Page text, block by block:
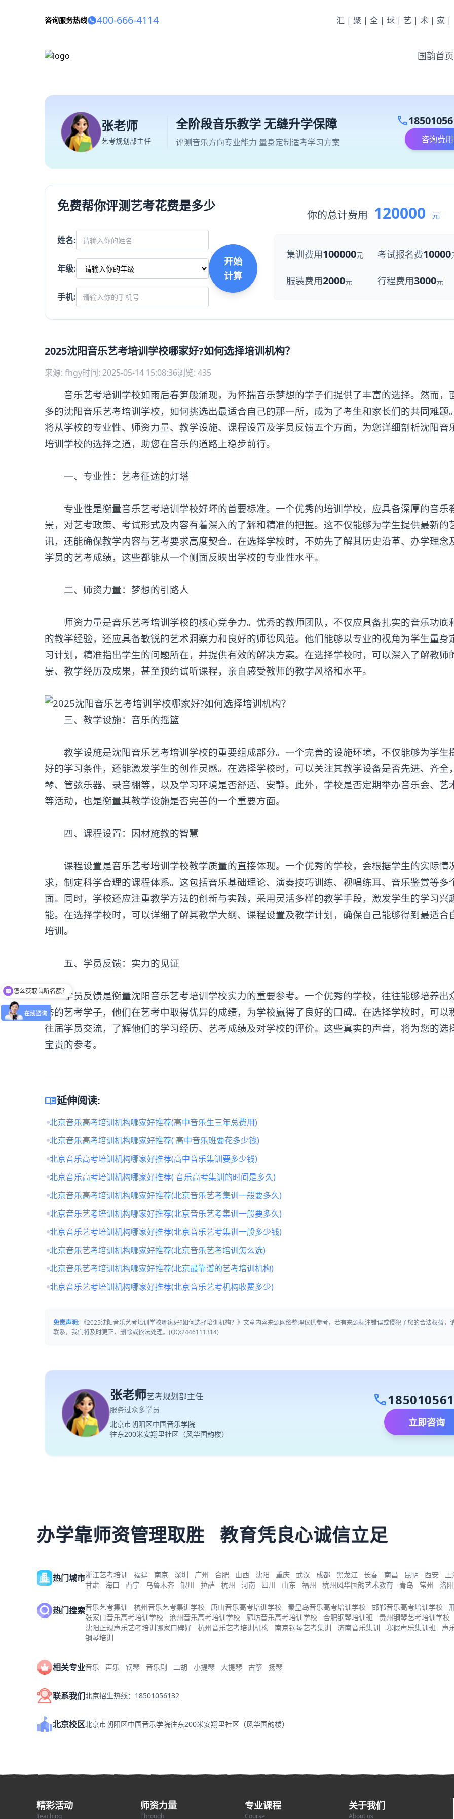
咨询服务热线 400-666-4114 汇|聚|全|球|艺|术|家|
国韵首页
张老师
艺考规划部主任
全阶段音乐教学 无缝升学保障
评测音乐方向专业能力 量身定制适考学习方案
call
咨询费用
免费帮你评测艺考花费是多少
姓名:
年级:
手机:
开始
计算
你的总计费用 120000 元
集训费用100000元 考试报名费10000
服装费用2000元 行程费用3000元
2025沈阳音乐艺考培训学校哪家好?如何选择培训机构？
来源: fhgy时间: 2025-05-14 15:08:36浏览: 435
音乐艺考培训学校如雨后春笋般涌现，为怀揣音乐梦想的学子们提供了丰富的选择。然而，
多的沈阳音乐艺考培训学校，如何挑选出最适合自己的那一所，成为了考生和家长们的共同难题
将从学校的专业性、师资力量、教学设施、课程设置及学员反馈五个方面，为您详细剖析沈阳音
培训学校的选择之道，助您在音乐的道路上稳步前行。
‌一、专业性：艺考征途的灯塔‌
专业性是衡量音乐艺考培训学校好坏的首要标准。一个优秀的培训学校，应具备深厚的音乐
景，对艺考政策、考试形式及内容有着深入的了解和精准的把握。这不仅能够为学生提供最新的
讯，还能确保教学内容与艺考要求高度契合。在选择学校时，不妨先了解其历史沿革、办学理念
学员的艺考成绩，这些都能从一个侧面反映出学校的专业性水平。
‌二、师资力量：梦想的引路人‌
师资力量是音乐艺考培训学校的核心竞争力。优秀的教师团队，不仅应具备扎实的音乐功底
的教学经验，还应具备敏锐的艺术洞察力和良好的师德风范。他们能够以专业的视角为学生量身
习计划，精准指出学生的问题所在，并提供有效的解决方案。在选择学校时，可以深入了解教师
景、教学经历及成果，甚至预约试听课程，亲自感受教师的教学风格和水平。
‌三、教学设施：音乐的摇篮‌
教学设施是沈阳音乐艺考培训学校的重要组成部分。一个完善的设施环境，不仅能够为学生
好的学习条件，还能激发学生的创作灵感。在选择学校时，可以关注其教学设备是否先进、齐全
琴、管弦乐器、录音棚等，以及学习环境是否舒适、安静。此外，学校是否定期举办音乐会、艺
等活动，也是衡量其教学设施是否完善的一个重要方面。
‌四、课程设置：因材施教的智慧‌
课程设置是音乐艺考培训学校教学质量的直接体现。一个优秀的学校，会根据学生的实际情
求，制定科学合理的课程体系。这包括音乐基础理论、演奏技巧训练、视唱练耳、音乐鉴赏等多
面。同时，学校还应注重教学方法的创新与实践，采用灵活多样的教学手段，激发学生的学习兴
能。在选择学校时，可以详细了解其教学大纲、课程设置及教学计划，确保自己能够得到最适合
培训。
‌五、学员反馈：实力的见证‌
学员反馈是衡量沈阳音乐艺考培训学校实力的重要参考。一个优秀的学校，往往能够培养出
秀的艺考学子，他们在艺考中取得优异的成绩，为学校赢得了良好的口碑。在选择学校时，可以
往届学员交流，了解他们的学习经历、艺考成绩及对学校的评价。这些真实的声音，将为您的选
宝贵的参考。
menu_book延伸阅读:
北京音乐高考培训机构哪家好推荐(高中音乐生三年总费用)
北京音乐高考培训机构哪家好推荐( 高中音乐班要花多少钱)
北京音乐高考培训机构哪家好推荐(高中音乐集训要多少钱)
北京音乐高考培训机构哪家好推荐( 音乐高考集训的时间是多久)
北京音乐高考培训机构哪家好推荐(北京音乐艺考集训一般要多久)
北京音乐艺考培训机构哪家好推荐(北京音乐艺考集训一般要多久)
北京音乐艺考培训机构哪家好推荐(北京音乐艺考集训一般多少钱)
北京音乐艺考培训机构哪家好推荐(北京音乐艺考培训怎么选)
北京音乐艺考培训机构哪家好推荐(北京最靠谱的艺考培训机构)
北京音乐艺考培训机构哪家好推荐(北京音乐艺考机构收费多少)
免责声明: 《2025沈阳音乐艺考培训学校哪家好?如何选择培训机构？》文章内容来源网络整理仅供参考，若有来源标注错误或侵犯了您的合法权益，
联系，我们将及时更正、删除或依法处理。(QQ:2446111314)
张老师艺考规划部主任
服务过众多学员
北京市朝阳区中国音乐学院
往东200米安翔里社区（风华国韵楼）
call
立即咨询
办学靠师资管理取胜 教育凭良心诚信立足
热门城市浙江艺考培训 福建 南京 深圳 广州 合肥 山西 沈阳 重庆 武汉 成都 黑龙江 长春 南昌 昆明 西安
甘肃
海口 西宁 乌鲁木齐 银川 拉萨 杭州 河南 四川 山东 福州 杭州风华国韵艺术教育 青岛 常州 洛阳
热门搜索音乐艺考集训 杭州音乐艺考集训学校 唐山音乐高考培训学校 秦皇岛音乐高考培训学校 邯郸音乐高考培训学校
张家口音乐高考培训学校
沧州音乐高考培训学校 廊坊音乐高考培训学校 合肥钢琴培训班
贵州钢琴艺考培训学校
沈阳正规声乐艺考培训哪家口碑好
杭州音乐艺考培训机构 南京钢琴艺考集训 济南音乐集训 寒假声乐集训班
声
钢琴培训
相关专业音乐 声乐 钢琴 音乐剧 二胡 小提琴 大提琴 古筝 扬琴
联系我们北京招生热线：18501056132
北京校区北京市朝阳区中国音乐学院往东200米安翔里社区（风华国韵楼）
精彩活动
Teaching
师资力量
Through
专业课程
Course
关于我们
About us
怎么获取试听名额？